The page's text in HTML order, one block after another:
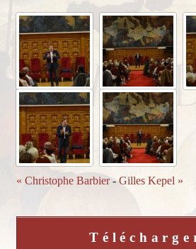
À PROPOS
CONTACT
« Christophe Barbier-Gilles Kepel »